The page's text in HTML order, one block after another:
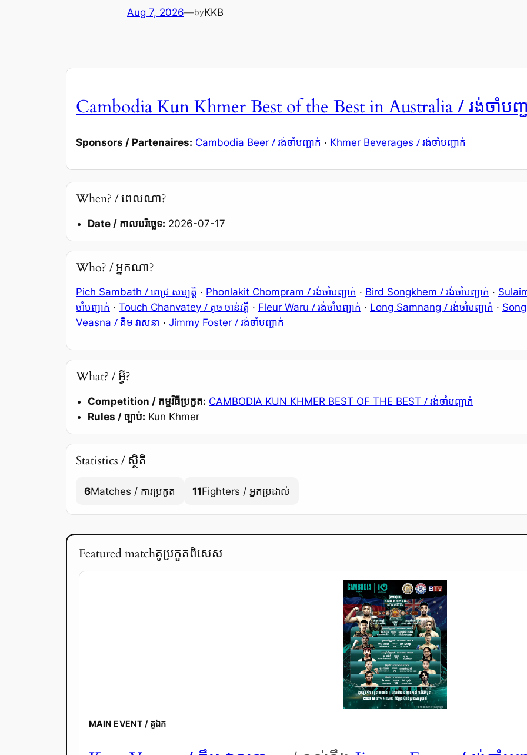
Aug 7, 2026—byKKB
Cambodia Kun Khmer Best of the Best in Australia / រង់ចាំបញ្
Sponsors / Partenaires: Cambodia Beer / រង់ចាំបញ្ជាក់ · Khmer Beverages / រង់ចាំបញ្ជាក់
When? / ពេលណា?
Date / កាលបរិច្ឆេទ: 2026-07-17
Who? / អ្នកណា?
Pich Sambath / ពេជ្រ សម្បត្តិ · Phonlakit Chompram / រង់ចាំបញ្ជាក់ · Bird Songkhem / រង់ចាំបញ្ជាក់ ·
ចាំបញ្ជាក់ · Touch Chanvatey / តូច ចាន់វត្តី · Fleur Waru / រង់ចាំបញ្ជាក់ · Long Samnang / រង់ចាំបញ្ជាក់ ·
Veasna / គឹម វាសនា · Jimmy Foster / រង់ចាំបញ្ជាក់
What? / អ្វី?
Competition / កម្មវិធីប្រកួត: CAMBODIA KUN KHMER BEST OF THE BEST / រង់ចាំបញ្ជាក់
Rules / ច្បាប់: Kun Khmer
Statistics / ស្ថិតិ
6Matches / ការប្រកួត 11Fighters / អ្នកប្រដាល់
Featured matchគូប្រកួតពិសេស
MAIN EVENT / គូឯក